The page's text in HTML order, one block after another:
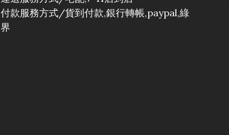
付款服務方式/貨到付款,銀行轉帳,paypal,綠
界